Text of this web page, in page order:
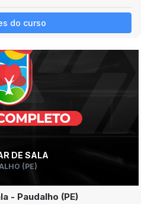
do curso
DE SALA
(PE)
- Paudalho (PE)